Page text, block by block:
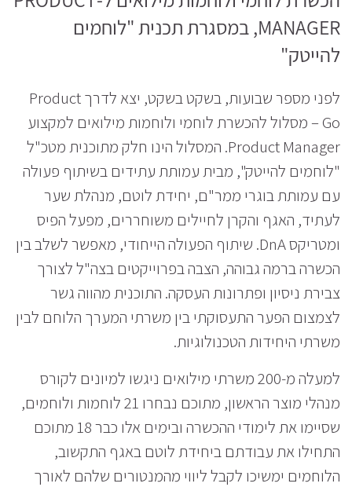
MANAGER, במסגרת תכנית "לוחמים
להייטק"
לפני מספר שבועות, בשקט בשקט, יצא לדרך Product
Go – מסלול להכשרת לוחמי ולוחמות מילואים למקצוע
Product Manager. המסלול הינו חלק מתוכנית מטכ"ל
"לוחמים להייטק", מבית עמותת עתידים בשיתוף פעולה
עם עמותת בוגרי ממר"ם, יחידת לוטם, מנהלת שער
לעתיד, האגף והקרן לחיילים משוחררים, מפעל הפיס
ומטריקס DnA. שיתוף הפעולה הייחודי, מאפשר לשלב בין
הכשרה ברמה גבוהה, הצבה בפרוייקטים בצה"ל לצורך
צבירת ניסיון ופתרונות העסקה. התוכנית מהווה גשר
לצמצום הפער התעסוקתי בין משרתי המערך הלוחם לבין
משרתי היחידות הטכנולוגיות.
למעלה מ-200 משרתי מילואים ניגשו למיונים לקורס
מנהלי מוצר הראשון, מתוכם נבחרו 21 לוחמות ולוחמים,
שסיימו את לימודי ההכשרה ובימים אלו כבר 18 מתוכם
התחילו את עבודתם ביחידת לוטם באגף התקשוב,
הלוחמים ימשיכו לקבל ליווי מהמנטורים שלהם לאורך